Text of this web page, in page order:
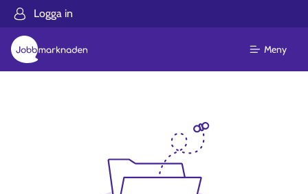
Logga in
Meny